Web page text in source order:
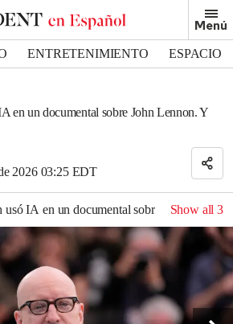
Menú
ENTRETENIMIENTO
ESPACIO
en un documental sobre John Lennon. Y
2026 03:25 EDT
usó IA en un documental sobre JohnShow all3